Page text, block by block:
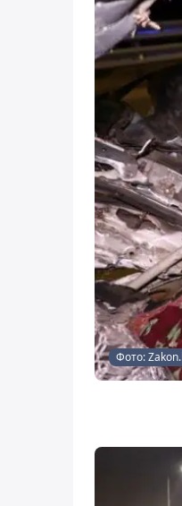
Фото: